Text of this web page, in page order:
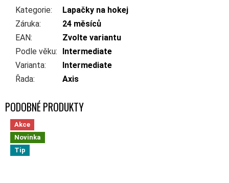
Kategorie:
Lapačky na hokej
Záruka:
24 měsíců
EAN:
Zvolte variantu
Podle věku:
Intermediate
Varianta:
Intermediate
Řada: Axis
Akce
Novinka
Tip